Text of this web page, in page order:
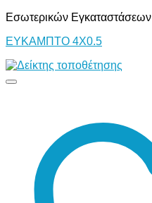
Εσωτερικών Εγκαταστάσεων
ΕΥΚΑΜΠΤΟ 4Χ0.5